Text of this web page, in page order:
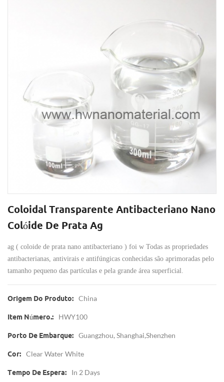
Coloidal Transparente Antibacteriano Nano
Colóide De Prata Ag
ag ( coloide de prata nano antibacteriano ) foi w Todas as propriedades
antibacterianas, antivirais e antifúngicas conhecidas são aprimoradas pelo
tamanho pequeno das partículas e pela grande área superficial.
Origem Do Produto: China
Item Número.: HWY100
Porto De Embarque: Guangzhou, Shanghai,Shenzhen
Cor: Clear Water White
Tempo De Espera: In 2 Days